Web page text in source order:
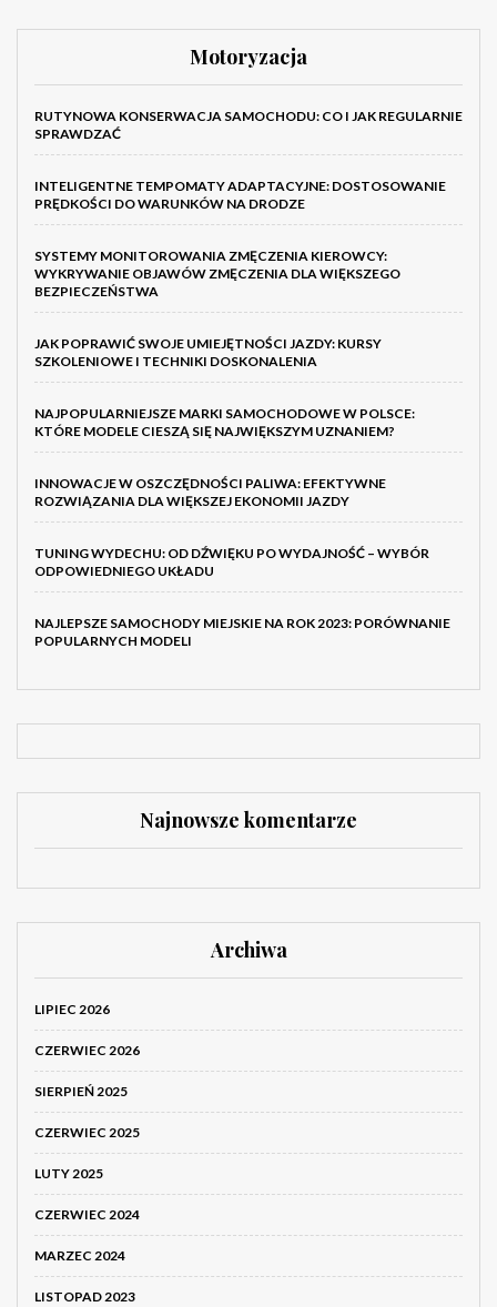
Motoryzacja
RUTYNOWA KONSERWACJA SAMOCHODU: CO I JAK REGULARNIE
SPRAWDZAĆ
INTELIGENTNE TEMPOMATY ADAPTACYJNE: DOSTOSOWANIE
PRĘDKOŚCI DO WARUNKÓW NA DRODZE
SYSTEMY MONITOROWANIA ZMĘCZENIA KIEROWCY:
WYKRYWANIE OBJAWÓW ZMĘCZENIA DLA WIĘKSZEGO
BEZPIECZEŃSTWA
JAK POPRAWIĆ SWOJE UMIEJĘTNOŚCI JAZDY: KURSY
SZKOLENIOWE I TECHNIKI DOSKONALENIA
NAJPOPULARNIEJSZE MARKI SAMOCHODOWE W POLSCE:
KTÓRE MODELE CIESZĄ SIĘ NAJWIĘKSZYM UZNANIEM?
INNOWACJE W OSZCZĘDNOŚCI PALIWA: EFEKTYWNE
ROZWIĄZANIA DLA WIĘKSZEJ EKONOMII JAZDY
TUNING WYDECHU: OD DŹWIĘKU PO WYDAJNOŚĆ – WYBÓR
ODPOWIEDNIEGO UKŁADU
NAJLEPSZE SAMOCHODY MIEJSKIE NA ROK 2023: PORÓWNANIE
POPULARNYCH MODELI
Najnowsze komentarze
Archiwa
LIPIEC 2026
CZERWIEC 2026
SIERPIEŃ 2025
CZERWIEC 2025
LUTY 2025
CZERWIEC 2024
MARZEC 2024
LISTOPAD 2023